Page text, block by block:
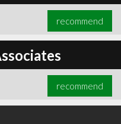
recommend
recommend